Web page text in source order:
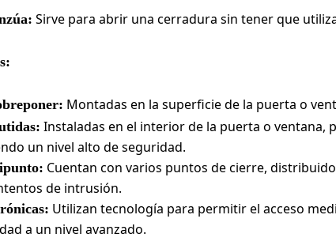
Sirve para abrir una cerradura sin tener que
Montadas en la superficie de la puerta o
Instaladas en el interior de la puerta o ventana,
un nivel alto de seguridad.
Cuentan con varios puntos de cierre,
de intrusión.
Utilizan tecnología para permitir el acceso
a un nivel avanzado.